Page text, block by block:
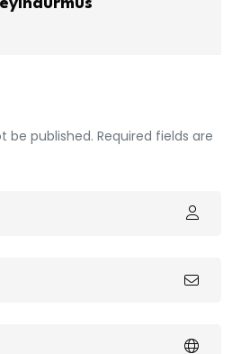
be published. Required fields are